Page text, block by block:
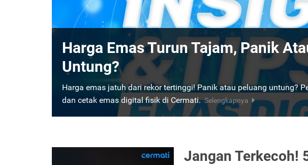
Nabung Emas Digital di Cermati:
Amankan Uang dan Banjir Hadiah!
Yuk, nabung emas digital di Cermati! Ikuti program Liga Emas Juni
emas, dan dapatkan bonus voucher hingga Rp250 ribu.
Jangan Terkecoh!